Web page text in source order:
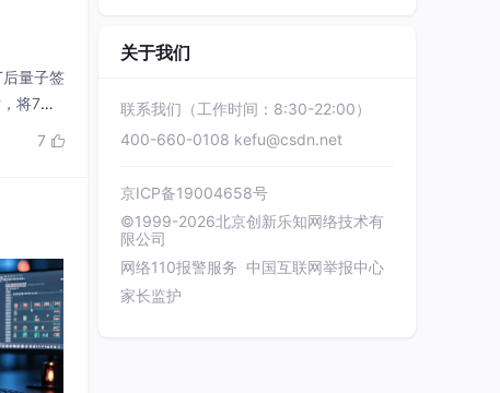
量子签
将7轮A
了传
7 
关于我们
联系我们（工作时间：8:30-22:00）
400-660-0108 kefu@csdn.net
京ICP备19004658号
©1999-2026北京创新乐知网络技术有
限公司
网络110报警服务 中国互联网举报中心
家长监护